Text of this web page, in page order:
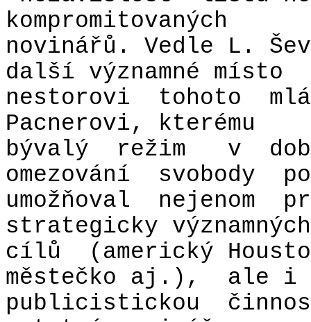
kompromitovaných
novinářů. Vedle L.
další významné místo
nestorovi
tohoto
Pacnerovi, kterému
bývalý
režim v
omezování
svobody
umožňoval
nejenom
strategicky významných
cílů
(americký
městečko aj.),
ale i
publicistickou